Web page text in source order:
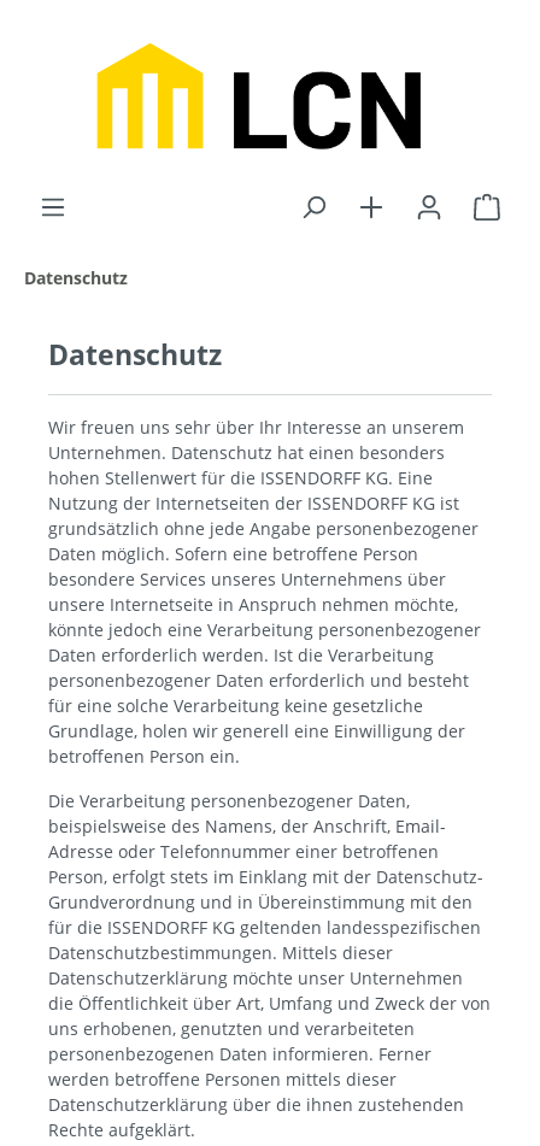
Datenschutz
Datenschutz
Wir freuen uns sehr über Ihr Interesse an unserem
Unternehmen. Datenschutz hat einen besonders
hohen Stellenwert für die ISSENDORFF KG. Eine
Nutzung der Internetseiten der ISSENDORFF KG ist
grundsätzlich ohne jede Angabe personenbezogener
Daten möglich. Sofern eine betroffene Person
besondere Services unseres Unternehmens über
unsere Internetseite in Anspruch nehmen möchte,
könnte jedoch eine Verarbeitung personenbezogener
Daten erforderlich werden. Ist die Verarbeitung
personenbezogener Daten erforderlich und besteht
für eine solche Verarbeitung keine gesetzliche
Grundlage, holen wir generell eine Einwilligung der
betroffenen Person ein.
Die Verarbeitung personenbezogener Daten,
beispielsweise des Namens, der Anschrift, Email-
Adresse oder Telefonnummer einer betroffenen
Person, erfolgt stets im Einklang mit der Datenschutz-
Grundverordnung und in Übereinstimmung mit den
für die ISSENDORFF KG geltenden landesspezifischen
Datenschutzbestimmungen. Mittels dieser
Datenschutzerklärung möchte unser Unternehmen
die Öffentlichkeit über Art, Umfang und Zweck der von
uns erhobenen, genutzten und verarbeiteten
personenbezogenen Daten informieren. Ferner
werden betroffene Personen mittels dieser
Datenschutzerklärung über die ihnen zustehenden
Rechte aufgeklärt.